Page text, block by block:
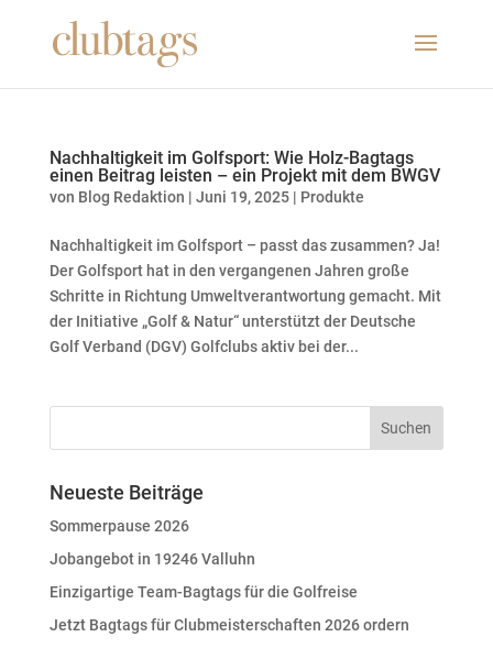
Nachhaltigkeit im Golfsport: Wie Holz-Bagtags
einen Beitrag leisten – ein Projekt mit dem BWGV
von Blog Redaktion | Juni 19, 2025| Produkte
Nachhaltigkeit im Golfsport – passt das zusammen? Ja!
Der Golfsport hat in den vergangenen Jahren große
Schritte in Richtung Umweltverantwortung gemacht. Mit
der Initiative „Golf & Natur“ unterstützt der Deutsche
Golf Verband (DGV) Golfclubs aktiv bei der...
Neueste Beiträge
Sommerpause 2026
Jobangebot in 19246 Valluhn
Einzigartige Team-Bagtags für die Golfreise
Jetzt Bagtags für Clubmeisterschaften 2026 ordern